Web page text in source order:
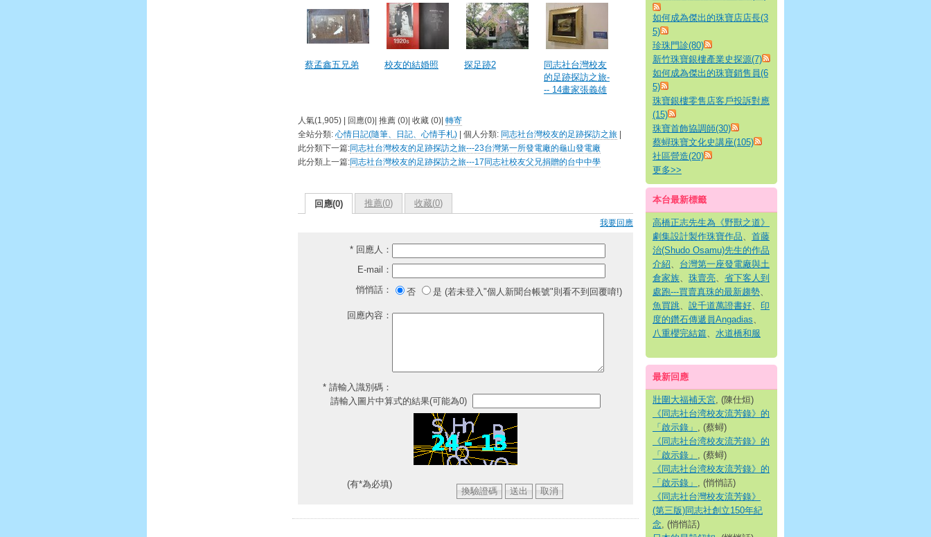
蔡孟鑫五兄弟 校友的結婚照 探足跡2
同志社台灣校友
的足跡探訪之旅-
-- 14畫家張義雄
人氣(1,905) | 回應(0)| 推薦 (0)| 收藏 (0)| 轉寄
全站分類: 心情日記(隨筆、日記、心情手札) | 個人分類: 同志社台灣校友的足跡探訪之旅
此分類下一篇:同志社台灣校友的足跡探訪之旅---23台灣第一所發電廠的龜山發電廠
此分類上一篇:同志社台灣校友的足跡探訪之旅---17同志社校友父兄捐贈的台中中學
回應(0) 推薦(0) 收藏(0)
我要回應
* 回應人：
E-mail：
悄悄話：
否 是 (若未登入"個人新聞台帳號"則看不到回覆唷!)
回應內容：
* 請輸入識別碼：
請輸入圖片中算式的結果(可能為0)
(有*為必填)
如何成為傑出的珠寶店店長(3
5)
珍珠門診(80)
新竹珠寶銀樓產業史探源(7)
如何成為傑出的珠寶銷售員(6
5)
珠寶銀樓零售店客戶投訴對應
(15)
珠寶首飾協調師(30)
蔡蟳珠寶文化史講座(105)
社區營造(20)
更多>>
本台最新標籤
高橋正志先生為《野獸之道》
劇集設計製作珠寶作品、 首藤
治(Shudo Osamu)先生的作品
介紹、 台灣第一座發電廠與土
倉家族、 珠賣亮、 省下客人到
處跑---買賣真珠的最新趨勢、
魚買跳、 說千道萬證書好、 印
度的鑽石傳遞員Angadias、
八重櫻完結篇、 水道橋和服
最新回應
壯圍大福補天宮, (陳仕烜)
《同志社台湾校友流芳錄》的
「啟示錄」 , (蔡蟳)
《同志社台湾校友流芳錄》的
「啟示錄」 , (蔡蟳)
《同志社台湾校友流芳錄》的
「啟示錄」 , (悄悄話)
《同志社台灣校友流芳錄》
(第三版)同志社創立150年紀
念, (悄悄話)